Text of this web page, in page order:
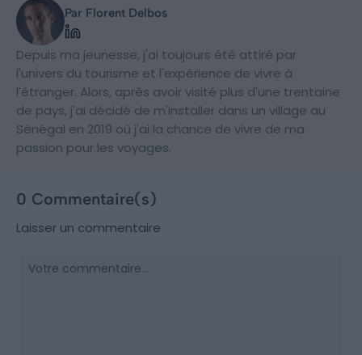
Par Florent Delbos
Depuis ma jeunesse, j'ai toujours été attiré par
l'univers du tourisme et l'expérience de vivre à
l'étranger. Alors, après avoir visité plus d'une trentaine
de pays, j'ai décidé de m'installer dans un village au
Sénégal en 2019 où j'ai la chance de vivre de ma
passion pour les voyages.
0 Commentaire(s)
Laisser un commentaire